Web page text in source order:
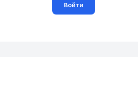
Войти